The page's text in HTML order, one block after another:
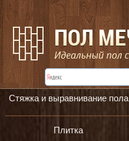
Стяжка и выравнивание пола
Плитка